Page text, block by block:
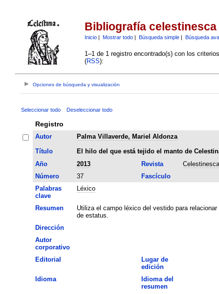
Bibliografía celestinesca
Inicio| Mostrar todo| Búsqueda simple| Búsqueda
1–1 de 1 registro encontrado(s) con los
(RSS):
Opciones de búsqueda y visualización
Seleccionar todo Deseleccionar todo
Registro
Autor
Palma Villaverde, Mariel Aldonza
Título
El hilo del que está tejido el manto de
Año
2013 Revista
Celestinesca
Número
37
Fascículo
Palabras
clave
Léxico
Resumen
Utiliza el campo léxico del vestido para
de estatus.
Dirección
Autor
corporativo
Editorial
Lugar de
edición
Idioma
Idioma del
resumen